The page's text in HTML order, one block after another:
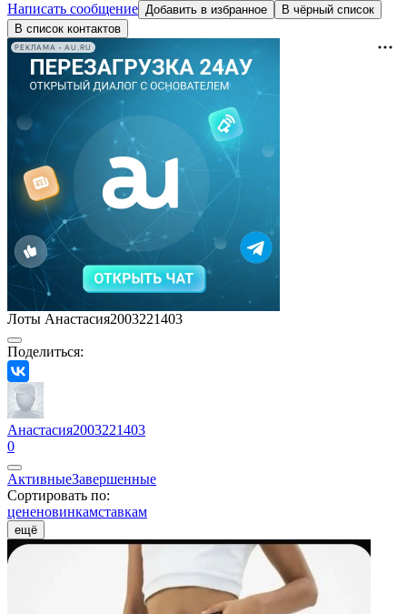
Написать сообщение Добавить в избранное
В чёрный список
В список контактов
РЕКЛАМА • AU.RU
Лоты Анастасия2003221403
Поделиться:
Анастасия2003221403
0
АктивныеЗавершенные
Сортировать по:
цененовинкамставкам
ещё